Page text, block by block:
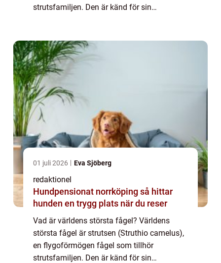
strutsfamiljen. Den är känd för sin
upp til...
01 juli 2026 Eva Sjöberg
redaktionel
Hundpensionat norrköping så hittar
hunden en trygg plats när du reser
Vad är världens största fågel? Världens
största fågel är strutsen (Struthio camelus),
en flygoförmögen fågel som tillhör
strutsfamiljen. Den är känd för sin